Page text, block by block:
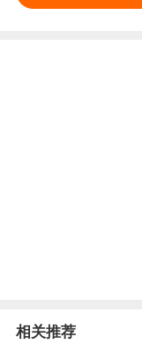
相关推荐